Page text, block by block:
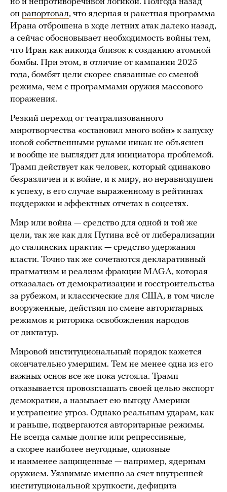
но и непротиворечивой логикой. Полгода назад
он рапортовал, что ядерная и ракетная программа
Ирана отброшена в ходе летних атак далеко назад,
а сейчас обосновывает необходимость войны тем,
что Иран как никогда близок к созданию атомной
бомбы. При этом, в отличие от кампании 2025
года, бомбят цели скорее связанные со сменой
режима, чем с программами оружия массового
поражения.
Резкий переход от театрализованного
миротворчества «остановил много войн» к запуску
новой собственными руками никак не объяснен
и вообще не выглядит для инициатора проблемой.
Трамп действует как человек, который одинаково
безразличен и к войне, и к миру, но неравнодушен
к успеху, в его случае выраженному в рейтингах
поддержки и эффектных отчетах в соцсетях.
Мир или война — средство для одной и той же
цели, так же как для Путина всё от либерализации
до сталинских практик — средство удержания
власти. Точно так же сочетаются декларативный
прагматизм и реализм фракции MAGA, которая
отказалась от демократизации и госстроительства
за рубежом, и классические для США, в том числе
вооруженные, действия по смене авторитарных
режимов и риторика освобождения народов
от диктатур.
Мировой институциональный порядок кажется
окончательно умершим. Тем не менее одна из его
важных основ все же пока устояла. Трамп
отказывается провозглашать своей целью экспорт
демократии, а называет ею выгоду Америки
и устранение угроз. Однако реальным ударам, как
и раньше, подвергаются авторитарные режимы.
Не всегда самые долгие или репрессивные,
а скорее наиболее неугодные, одиозные
и наименее защищенные — например, ядерным
оружием. Уязвимые именно за счет внутренней
институциональной хрупкости, дефицита